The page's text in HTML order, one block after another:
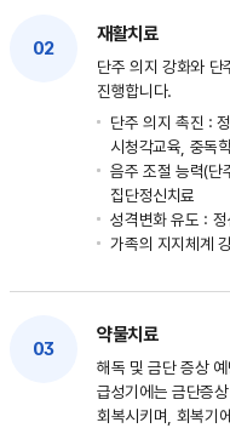
02
재활치료
단주 의지 강화와 단
진행합니다.
단주 의지 촉진 :
시청각교육, 중독
음주 조절 능력(단
집단정신치료
성격변화 유도 :
가족의 지지체계
03
약물치료
해독 및 금단 증상
급성기에는 금단증
회복시키며, 회복기